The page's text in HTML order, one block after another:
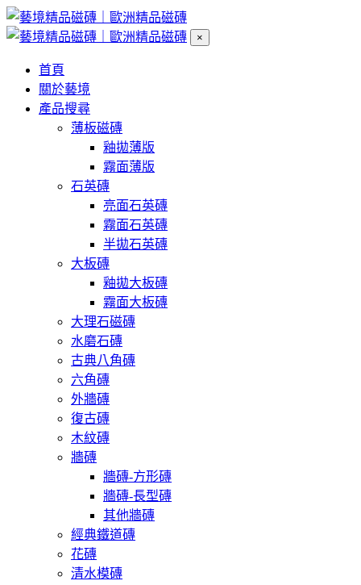
×
首頁
關於藝境
產品搜尋
薄板磁磚
釉拋薄版
霧面薄版
石英磚
亮面石英磚
霧面石英磚
半拋石英磚
大板磚
釉拋大板磚
霧面大板磚
大理石磁磚
水磨石磚
古典八角磚
六角磚
外牆磚
復古磚
木紋磚
牆磚
牆磚-方形磚
牆磚-長型磚
其他牆磚
經典鐵道磚
花磚
清水模磚